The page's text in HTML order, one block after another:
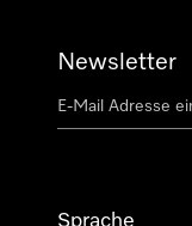
Newsletter
Sprache